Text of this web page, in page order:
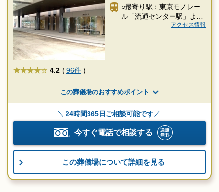
○最寄り駅：東京モノレー
ル「流通センター駅」より
アクセス情報
★★★★ 4.2 ( 96件 )
この葬儀場のおすすめポイント
24時間365日ご相談可能です
今すぐ電話で相談する
この葬儀場について詳細を見る